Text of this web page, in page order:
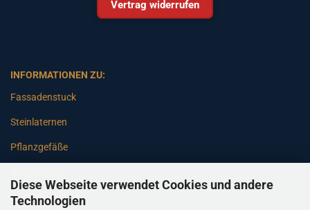
Diese Webseite verwendet Cookies und andere
Technologien
Vertrag widerrufen
INFORMATIONEN ZU:
Fassadenstuck
Steinlaternen
Pflanzgefäße
Gartenbänke